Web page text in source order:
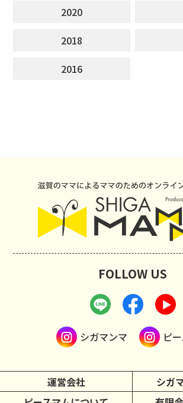
2020
2018
2016
運営会社
シガ
FOLLOW US
シガマンマ ピ